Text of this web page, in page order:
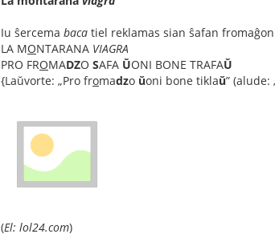
Iu ŝercema baca tiel reklamas sian ŝafan
LA MONTARANA VIAGRA
PRO FROMADZO SAFA ŬONI BONE TRAFAŬ
{Laŭvorte: „Pro fromadzo ŭoni bone tiklaŭ” (alude:
(El: lol24.com)